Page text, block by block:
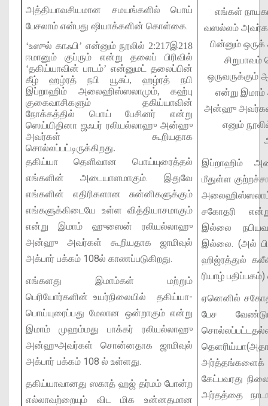
அத்தியாவசியமான சமயங்களில் பொய்
பேசலாம் என்பது ஷியாக்களின் கொள்கை.
‘உஸுல் காஃபி’ என்னும் நூலில் 2:217இ218
ஈமானும் குப்ரும் என்று தலைப் பிரிவில்
‘தகிய்யாவின் பாடம்’ என்னுமட் தலைப்பின்
கீழ் ஹழ்ரத் நபி யூசுப், ஹழ்ரத் நபி
இப்றாஹிம் அலைஹிஸ்ஸலாமும், கஹ்பு
குகைவாசிகளும் தகிய்யாவின்
நோக்கத்தில் பொய் பேசினர் என்று
ஸெய்யிதினா ஜஃபர் ரலியல்லாஹு அன்ஹு
அவர்கள் கூறியதாக
சொல்லப்பட்டிருக்கிறது.
தகிய்யா தெளிவான பொய்யுரைத்தல்
எங்களின் அடையாளமாகும். இதுவே
எங்களின் எதிரிகளான சுன்னிகளுக்கும்
எங்களுக்கிடையே உள்ள வித்தியாசமாகும்
என்று இமாம் ஹுஸைன் ரலியல்லாஹு
அன்ஹு அவர்கள் கூறியதாக ஜாமிவுல்
அக்பார் பக்கம் 108ல் காணப்படுகிறது.
எங்களது இமாம்கள் மற்றும்
பெரியோர்களின் உயர்நிலையில் தகிய்யா-
பொய்யுரைப்பது மேலான ஒன்றாகும் என்று
இமாம் முஹம்மது பாக்கர் ரலியல்லாஹு
அன்ஹுஅவர்கள் சொன்னதாக ஜாமிவுல்
அக்பார் பக்கம் 108 ல் உள்ளது.
தகிய்யாவானது ஸகாத் ஹஜ் தர்மம் போன்ற
எல்லாவற்றையும் விட மிக உன்னதமான
எங்கள்
வஸல்லம்
பின்னும்
ஒருவருக்கும்
என்று இமாம்
அன்ஹு
எனும்
இப்றாஹிம்
மீதுள்ள
சகோதரி
இல்லை
இல்லை. (அல்
ஹிஜ்ரத்துல்
ரியாழ்
ஏனெனில்
பேச
அர்த்தங்களைக்
கேட்பவரது
அர்தத்தை